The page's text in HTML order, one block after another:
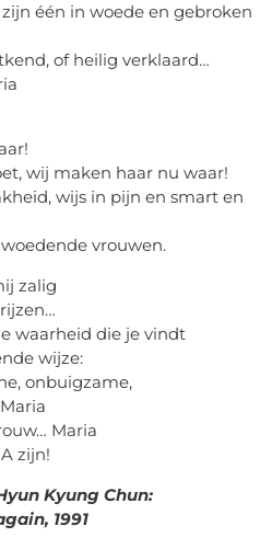
één in woede en gebroken
of heilig verklaard…
wij maken haar nu waar!
wijs in pijn en smart en
vrouwen.
zalig
waarheid die je vindt
wijze:
onbuigzame,
Maria
zijn!
Kyung Chun:
1991